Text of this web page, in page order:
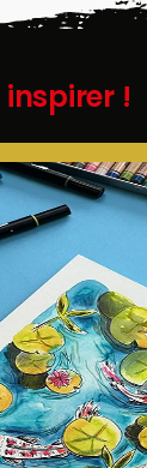
inspirer !